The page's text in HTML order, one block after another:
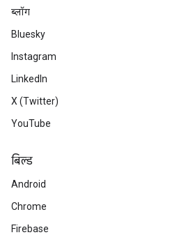
ब्लॉग
Bluesky
Instagram
LinkedIn
X (Twitter)
YouTube
बिल्ड
Android
Chrome
Firebase